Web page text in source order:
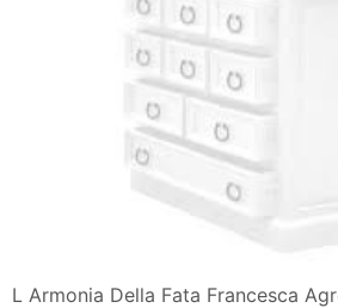
L Armonia Della Fata Francesca